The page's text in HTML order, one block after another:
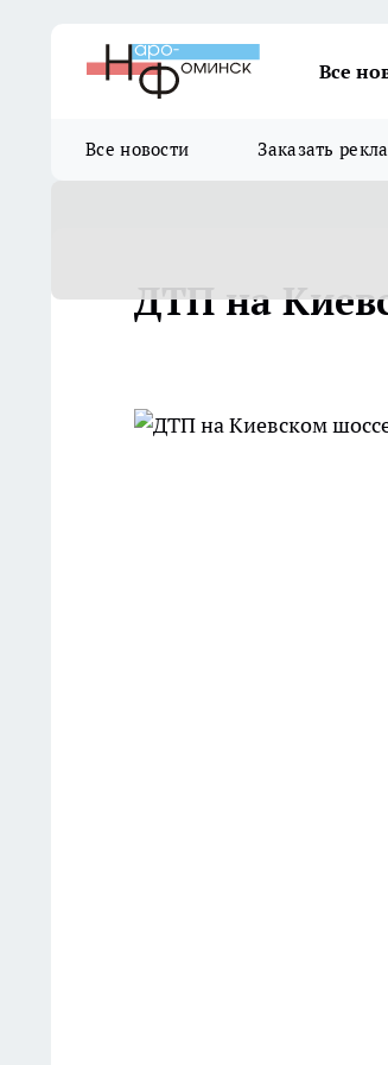
Все
Все новости Заказать
ДТП на